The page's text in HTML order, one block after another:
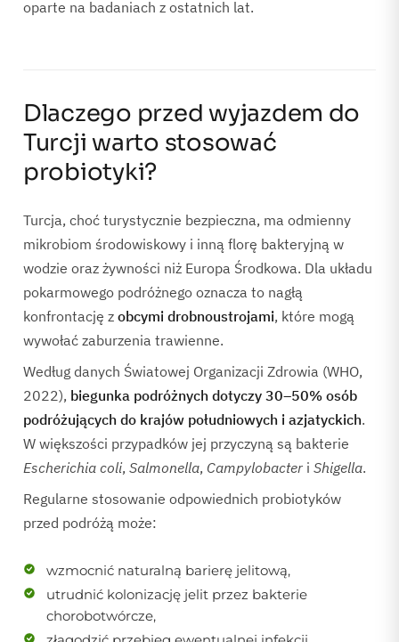
oparte na badaniach z ostatnich lat.
Dlaczego przed wyjazdem do
Turcji warto stosować
probiotyki?
Turcja, choć turystycznie bezpieczna, ma odmienny
mikrobiom środowiskowy i inną florę bakteryjną w
wodzie oraz żywności niż Europa Środkowa. Dla układu
pokarmowego podróżnego oznacza to nagłą
konfrontację z obcymi drobnoustrojami, które mogą
wywołać zaburzenia trawienne.
Według danych Światowej Organizacji Zdrowia (WHO,
2022), biegunka podróżnych dotyczy 30–50% osób
podróżujących do krajów południowych i azjatyckich.
W większości przypadków jej przyczyną są bakterie
Escherichia coli, Salmonella, Campylobacter i Shigella.
Regularne stosowanie odpowiednich probiotyków
przed podróżą może:
wzmocnić naturalną barierę jelitową,
utrudnić kolonizację jelit przez bakterie
chorobotwórcze,